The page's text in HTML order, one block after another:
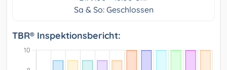
Sa & So: Geschlossen
TBR® Inspektionsbericht: